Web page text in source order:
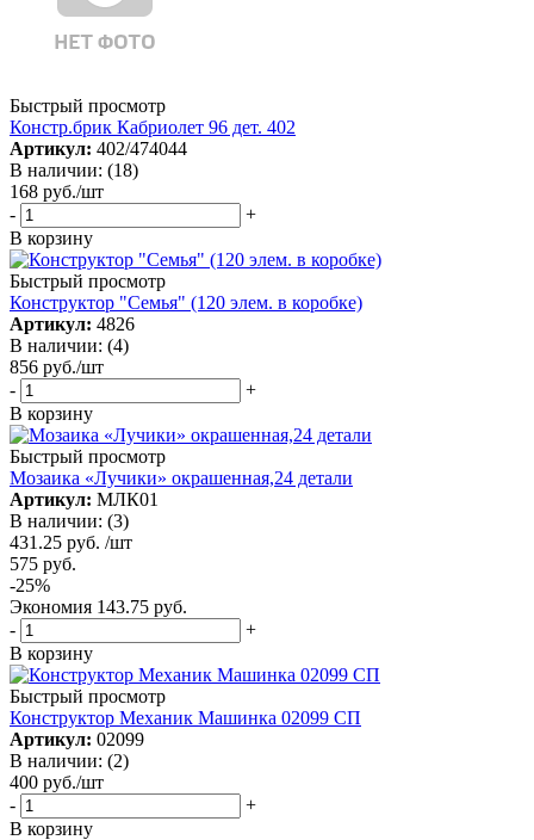
Быстрый просмотр
Констр.брик Кабриолет 96 дет. 402
Артикул: 402/474044
В наличии: (18)
168 руб./шт
-
+
В корзину
Быстрый просмотр
Конструктор "Семья" (120 элем. в коробке)
Артикул: 4826
В наличии: (4)
856 руб./шт
-
+
В корзину
Быстрый просмотр
Мозаика «Лучики» окрашенная,24 детали
Артикул: МЛК01
В наличии: (3)
431.25 руб. /шт
575 руб.
-25%
Экономия 143.75 руб.
-
+
В корзину
Быстрый просмотр
Конструктор Механик Машинка 02099 СП
Артикул: 02099
В наличии: (2)
400 руб./шт
-
+
В корзину